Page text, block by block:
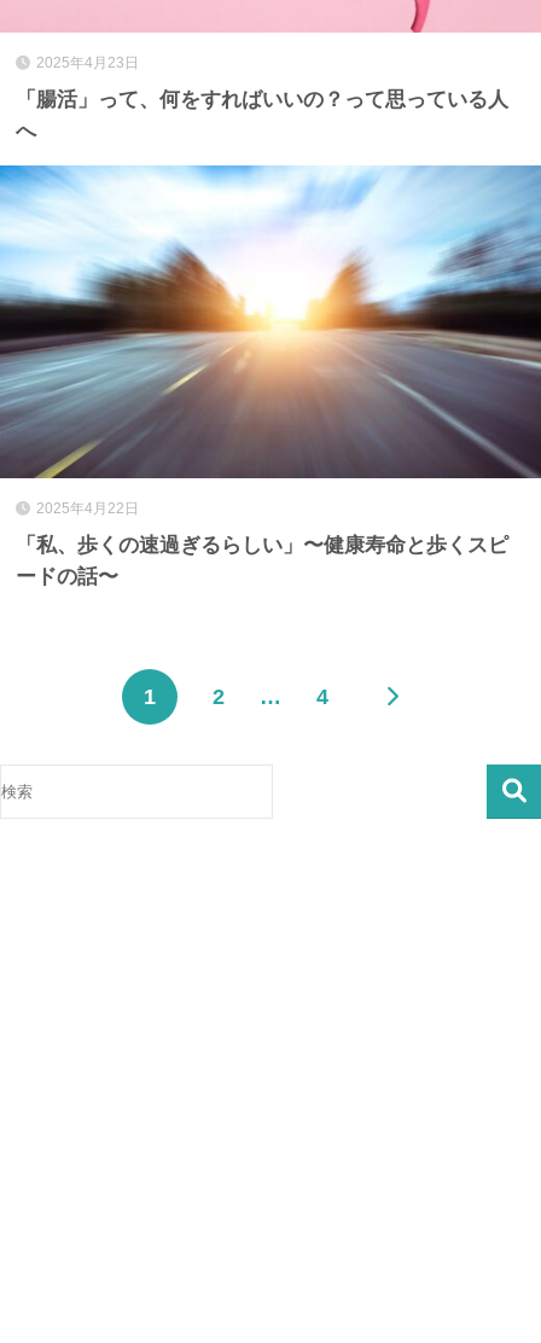
2025年4月23日
「腸活」って、何をすればいいの？って思っている人
へ
2025年4月22日
「私、歩くの速過ぎるらしい」〜健康寿命と歩くスピ
ードの話〜
1 2 … 4